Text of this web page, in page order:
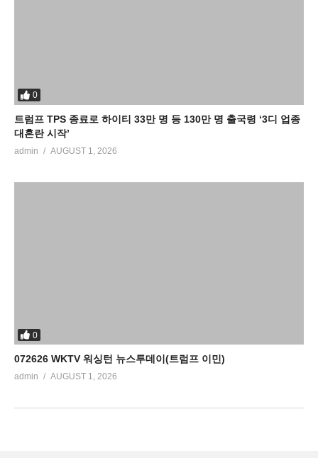
0
트럼프 TPS 종료로 하이티 33만 명 등 130만 명 출국령 ‘3디 업종
대혼란 시작’
admin AUGUST 1, 2026
0
072626 WKTV 워싱턴 뉴스투데이(트럼프 이민)
admin AUGUST 1, 2026